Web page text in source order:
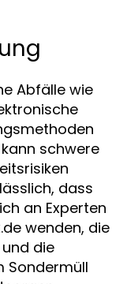
Abfälle wie
schwere
dass
an Experten
wenden, die
die
Sondermüll